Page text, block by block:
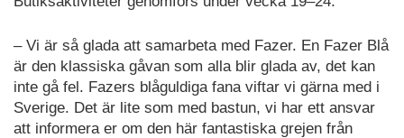
– Vi är så glada att samarbeta med Fazer. En Fazer Blå
är den klassiska gåvan som alla blir glada av, det kan
inte gå fel. Fazers blåguldiga fana viftar vi gärna med i
Sverige. Det är lite som med bastun, vi har ett ansvar
att informera er om den här fantastiska grejen från